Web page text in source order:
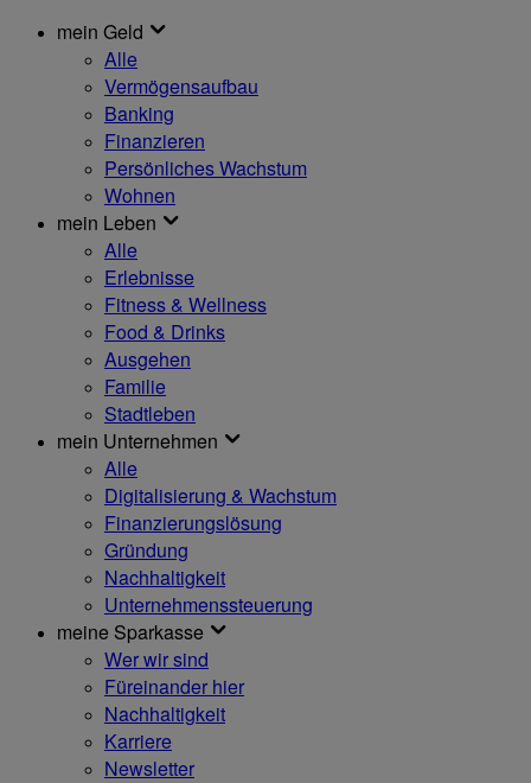
mein Geld
Alle
Vermögensaufbau
Banking
Finanzieren
Persönliches Wachstum
Wohnen
mein Leben
Alle
Erlebnisse
Fitness & Wellness
Food & Drinks
Ausgehen
Familie
Stadtleben
mein Unternehmen
Alle
Digitalisierung & Wachstum
Finanzierungslösung
Gründung
Nachhaltigkeit
Unternehmenssteuerung
meine Sparkasse
Wer wir sind
Füreinander hier
Nachhaltigkeit
Karriere
Newsletter